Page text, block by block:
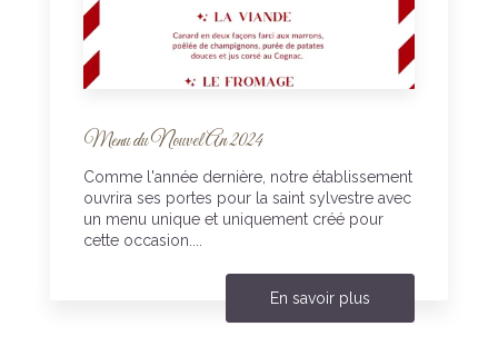
Menu du Nouvel An 2024
Comme l'année dernière, notre établissement
ouvrira ses portes pour la saint sylvestre avec
un menu unique et uniquement créé pour
cette occasion....
En savoir plus